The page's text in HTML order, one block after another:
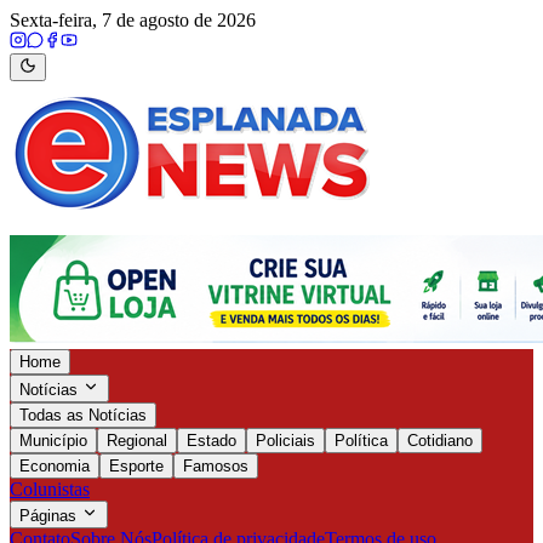
Sexta-feira, 7 de agosto de 2026
Home
Notícias
Todas as Notícias
Município
Regional Estado Policiais Política
Cotidiano
Economia
Esporte Famosos
Colunistas
Páginas
ContatoSobre NósPolítica de privacidadeTermos de uso